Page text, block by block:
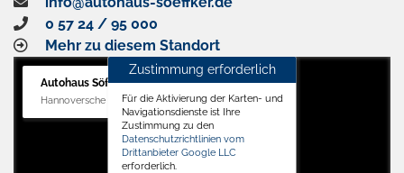
0 57 24 / 95 000
Mehr zu diesem Standort
Autohaus Söffker GmbH
Hannoversche Str. 34, 31688 Nienstädt
Zustimmung erforderlich
Für die Aktivierung der Karten- und
Navigationsdienste ist Ihre
Zustimmung zu den
Datenschutzrichtlinien vom
Drittanbieter Google LLC
erforderlich.